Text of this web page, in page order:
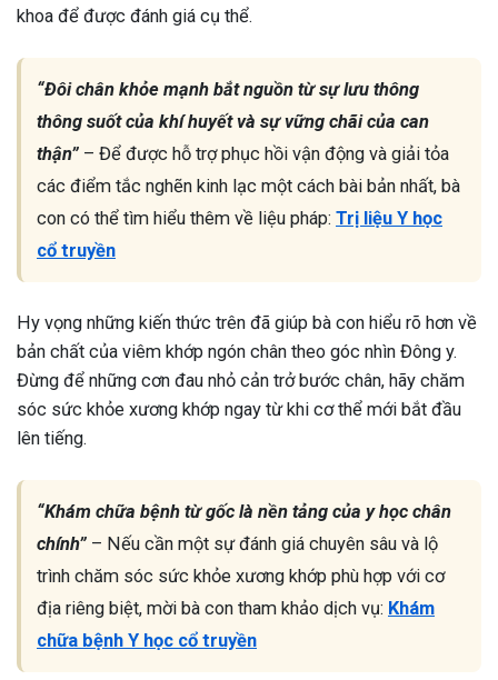
khoa để được đánh giá cụ thể.
“Đôi chân khỏe mạnh bắt nguồn từ sự lưu thông
thông suốt của khí huyết và sự vững chãi của can
thận” – Để được hỗ trợ phục hồi vận động và giải tỏa
các điểm tắc nghẽn kinh lạc một cách bài bản nhất, bà
con có thể tìm hiểu thêm về liệu pháp: Trị liệu Y học
cổ truyền
Hy vọng những kiến thức trên đã giúp bà con hiểu rõ hơn về
bản chất của viêm khớp ngón chân theo góc nhìn Đông y.
Đừng để những cơn đau nhỏ cản trở bước chân, hãy chăm
sóc sức khỏe xương khớp ngay từ khi cơ thể mới bắt đầu
lên tiếng.
“Khám chữa bệnh từ gốc là nền tảng của y học chân
chính” – Nếu cần một sự đánh giá chuyên sâu và lộ
trình chăm sóc sức khỏe xương khớp phù hợp với cơ
địa riêng biệt, mời bà con tham khảo dịch vụ: Khám
chữa bệnh Y học cổ truyền